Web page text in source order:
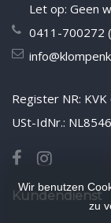
Let op: Geen
0411-700272
Register NR:
USt-IdNr.:
Kundendienst
Wir benutzen
zu